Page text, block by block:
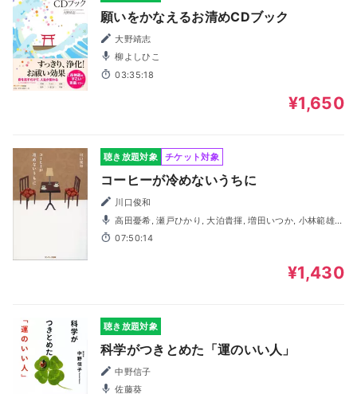
願いをかなえるお清めCDブック
大野靖志
柳よしひこ
03:35:18
¥1,650
聴き放題対象 チケット対象
コーヒーが冷めないうちに
川口俊和
高田憂希, 瀬戸ひかり, 大泊貴揮, 増田いつか, 小林範雄,
高橋奈津江, 瑞沢渓, 菅野えみ, 多田啓太, 田所陽向
07:50:14
¥1,430
聴き放題対象
科学がつきとめた「運のいい人」
中野信子
佐藤葵